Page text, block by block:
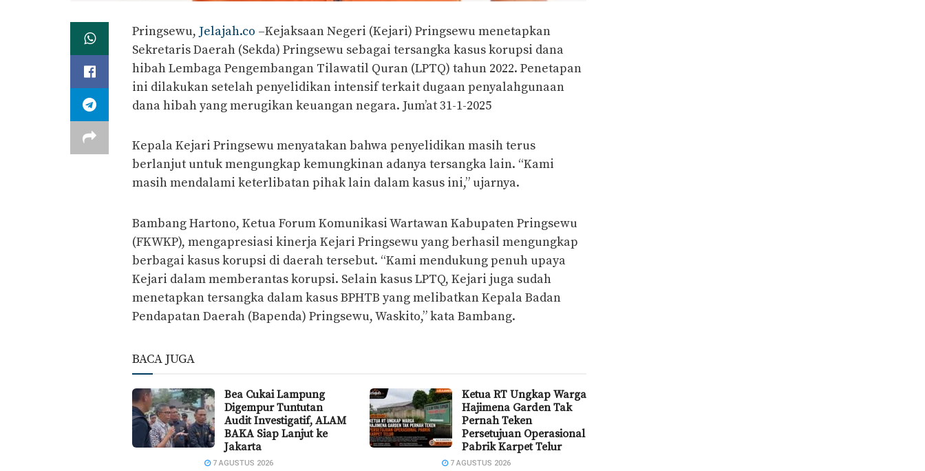
Pringsewu, Jelajah.co –Kejaksaan Negeri (Kejari) Pringsewu menetapkan
Sekretaris Daerah (Sekda) Pringsewu sebagai tersangka kasus korupsi dana
hibah Lembaga Pengembangan Tilawatil Quran (LPTQ) tahun 2022. Penetapan
ini dilakukan setelah penyelidikan intensif terkait dugaan penyalahgunaan
dana hibah yang merugikan keuangan negara. Jum’at 31-1-2025
Kepala Kejari Pringsewu menyatakan bahwa penyelidikan masih terus
berlanjut untuk mengungkap kemungkinan adanya tersangka lain. “Kami
masih mendalami keterlibatan pihak lain dalam kasus ini,” ujarnya.
Bambang Hartono, Ketua Forum Komunikasi Wartawan Kabupaten Pringsewu
(FKWKP), mengapresiasi kinerja Kejari Pringsewu yang berhasil mengungkap
berbagai kasus korupsi di daerah tersebut. “Kami mendukung penuh upaya
Kejari dalam memberantas korupsi. Selain kasus LPTQ, Kejari juga sudah
menetapkan tersangka dalam kasus BPHTB yang melibatkan Kepala Badan
Pendapatan Daerah (Bapenda) Pringsewu, Waskito,” kata Bambang.
BACA JUGA
Bea Cukai Lampung
Digempur Tuntutan
Audit Investigatif, ALAM
BAKA Siap Lanjut ke
Jakarta
7 AGUSTUS 2026
Ketua RT Ungkap Warga
Hajimena Garden Tak
Pernah Teken
Persetujuan Operasional
Pabrik Karpet Telur
7 AGUSTUS 2026